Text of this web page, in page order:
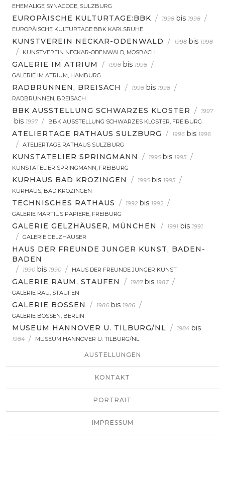
EHEMALIGE SYNAGOGE, SULZBURG
EUROPÄISCHE KULTURTAGE:BBK / 1998 bis 1998 /
EUROPÄISCHE KULTURTAGE:BBK KARLSRUHE
KUNSTVEREIN NECKAR-ODENWALD / 1998 bis 1998
/ KUNSTVEREIN NECKAR-ODENWALD, MOSBACH
GALERIE IM ATRIUM / 1998 bis 1998 /
GALERIE IM ATRIUM, HAMBURG
RADBRUNNEN, BREISACH / 1998 bis 1998 /
RADBRUNNEN, BREISACH
BBK AUSSTELLUNG SCHWARZES KLOSTER / 1997
bis 1997 / BBK AUSSTELLUNG SCHWARZES KLOSTER, FREIBURG
ATELIERTAGE RATHAUS SULZBURG / 1996 bis 1996
/ ATELIERTAGE RATHAUS SULZBURG
KUNSTATELIER SPRINGMANN / 1995 bis 1995 /
KUNSTATELIER SPRINGMANN, FREIBURG
KURHAUS BAD KROZINGEN / 1995 bis 1995 /
KURHAUS, BAD KROZINGEN
TECHNISCHES RATHAUS / 1992 bis 1992 /
GALERIE MARTIUS PAPIERE, FREIBURG
GALERIE GELZHÄUSER, MÜNCHEN / 1991 bis 1991
/ GALERIE GELZHÄUSER
HAUS DER FREUNDE JUNGER KUNST, BADEN-
BADEN
/
1990 bis 1990 / HAUS DER FREUNDE JUNGER KUNST
GALERIE RAUM, STAUFEN / 1987 bis 1987 /
GALERIE RAU, STAUFEN
GALERIE BOSSEN / 1986 bis 1986 /
GALERIE BOSSEN, BERLIN
MUSEUM HANNOVER U. TILBURG/NL / 1984 bis
1984 / MUSEUM HANNOVER U. TILBURG/NL
AUSTELLUNGEN
KONTAKT
PORTRAIT
IMPRESSUM